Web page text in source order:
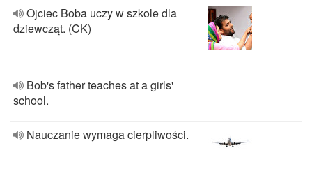
Ojciec Boba uczy w szkole dla
dziewcząt. (CK)
Bob's father teaches at a girls'
school.
Nauczanie wymaga cierpliwości.